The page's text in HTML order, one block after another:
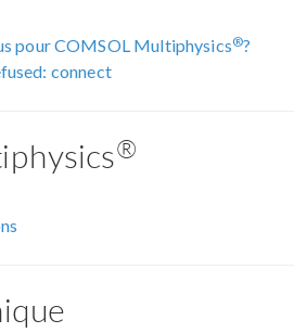
pour COMSOL Multiphysics®?
connect
®